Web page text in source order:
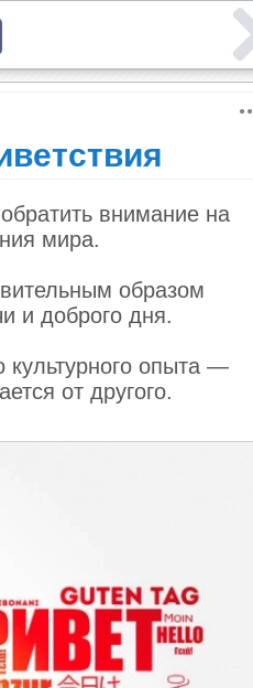
внимание на
мира.
образом
и доброго дня.
культурного опыта —
от другого.